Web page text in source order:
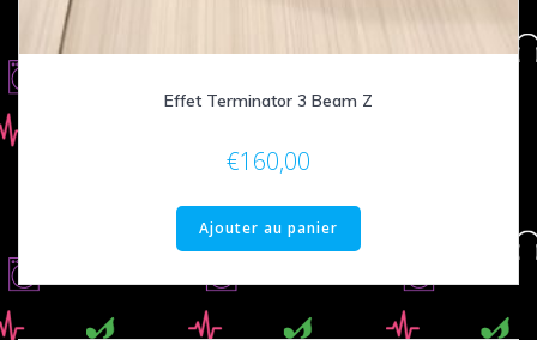
Effet Terminator 3 Beam Z
€160,00
Ajouter au panier